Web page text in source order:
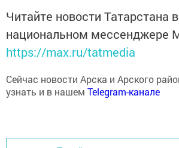
национальном мессенджере
https://max.ru/tatmedia
узнать и в нашемTelegram-канале
Перейти на страницу